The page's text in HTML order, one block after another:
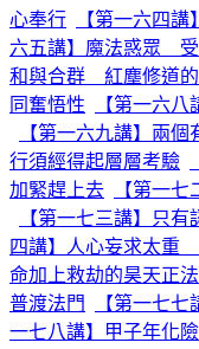
心奉行
【第一六四
六五講】魔法惑眾
和與合群 紅塵修道
同奮悟性
【第一六
【第一六九講】兩
行須經得起層層考驗
加緊趕上去
【第一
【第一七三講】只
四講】人心妄求太重
命加上救劫的昊天正法
普渡法門
【第一七
一七八講】甲子年化